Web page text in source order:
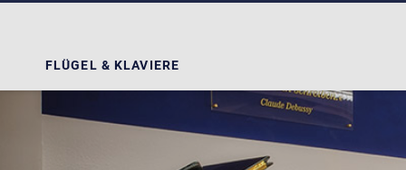
FLÜGEL & KLAVIERE